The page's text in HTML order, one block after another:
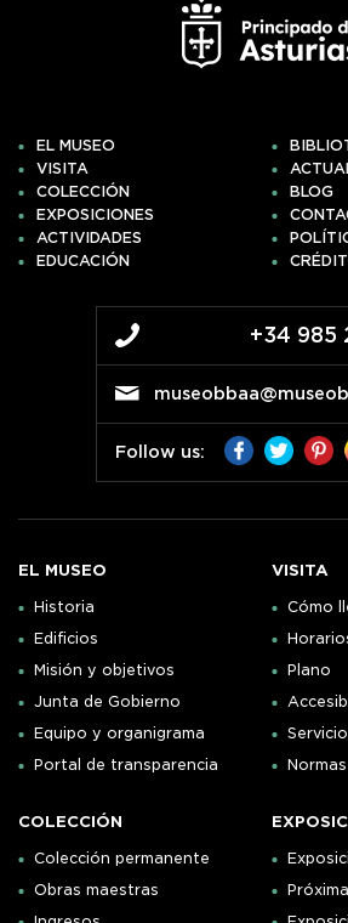
EL MUSEO
VISITA
COLECCIÓN
BLOG
EXPOSICIONES
ACTIVIDADES
EDUCACIÓN
+34 985
Follow us:
EL MUSEO
Historia
Edificios
Misión y objetivos
Junta de Gobierno
Equipo y organigrama
Portal de transparencia
VISITA
Cómo
Plano
COLECCIÓN
Colección permanente
Obras maestras